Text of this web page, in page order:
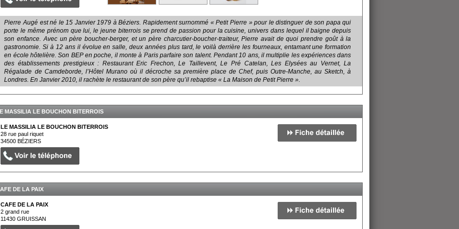
Pierre Augé est né le 15 Janvier 1979 à Béziers. Rapidement surnommé « Petit Pierre » pour le distinguer de son papa qui
porte le même prénom que lui, le jeune biterrois se prend de passion pour la cuisine, univers dans lequel il baigne depuis
son enfance. Avec un père boucher-berger, et un père charcutier-boucher-traiteur, Pierre avait de quoi prendre goût à la
gastronomie. Si à 12 ans il évolue en salle, deux années plus tard, le voilà derrière les fourneaux, entamant une formation
en école hôtelière. Son BEP en poche, il monte à Paris parfaire son talent. Pendant 10 ans, il multiplie les expériences dans
des établissements prestigieux : Restaurant Eric Frechon, Le Taillevent, Le Pré Catelan, Les Elysées au Vernet, La
Régalade de Camdeborde, l’Hôtel Murano où il décroche sa première place de Chef, puis Outre-Manche, au Sketch, à
Londres. En Janvier 2010, il rachète le restaurant de son père qu’il rebaptise « La Maison de Petit Pierre ».
MASSILIA LE BOUCHON BITERROIS
LE MASSILIA LE BOUCHON BITERROIS
28 rue paul riquet
34500BÉZIERS
DE LA PAIX
CAFE DE LA PAIX
2 grand rue
11430GRUISSAN